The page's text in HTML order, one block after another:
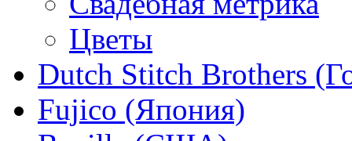
Цветы
Dutch Stitch Brothers
Fujico (Япония)